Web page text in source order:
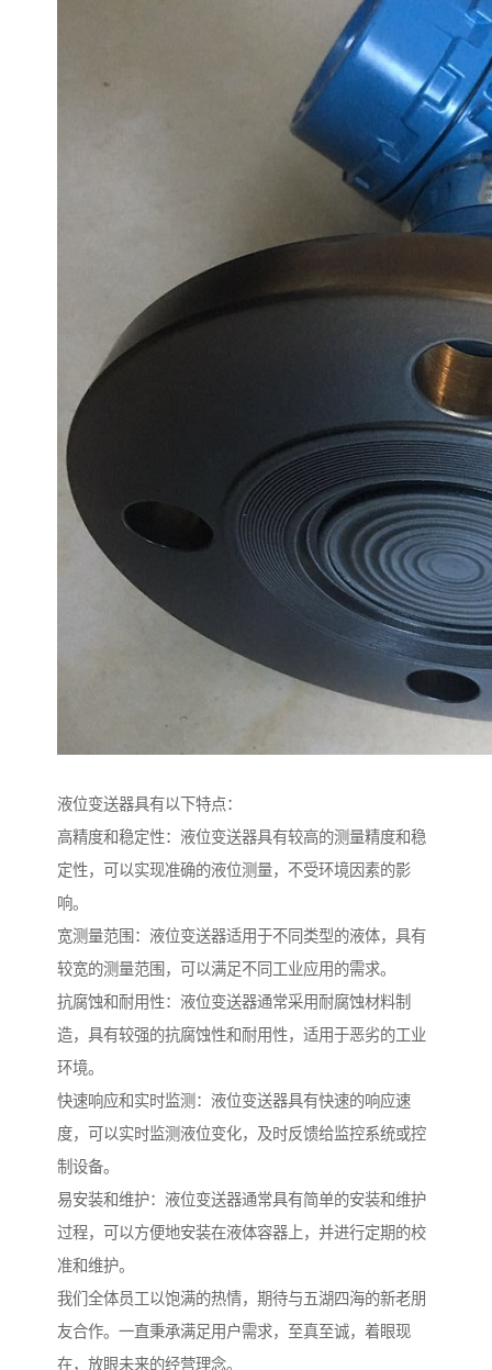
液位变送器具有以下特点：
高精度和稳定性：液位变送器具有较高的测量精度和稳
定性，可以实现准确的液位测量，不受环境因素的影
响。
宽测量范围：液位变送器适用于不同类型的液体，具有
较宽的测量范围，可以满足不同工业应用的需求。
抗腐蚀和耐用性：液位变送器通常采用耐腐蚀材料制
造，具有较强的抗腐蚀性和耐用性，适用于恶劣的工业
环境。
快速响应和实时监测：液位变送器具有快速的响应速
度，可以实时监测液位变化，及时反馈给监控系统或控
制设备。
易安装和维护：液位变送器通常具有简单的安装和维护
过程，可以方便地安装在液体容器上，并进行定期的校
准和维护。
我们全体员工以饱满的热情，期待与五湖四海的新老朋
友合作。一直秉承满足用户需求，至真至诚，着眼现
在，放眼未来的经营理念。